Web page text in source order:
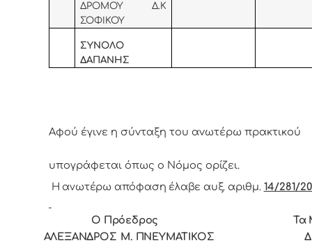
ΔΡΟΜΟΥ Δ.Κ
ΣΟΦΙΚΟΥ
ΣΥΝΟΛΟ
ΔΑΠΑΝΗΣ
Αφoύ έγιvε η σύvταξη τoυ αvωτέρω πρακτικoύ
υπoγράφεται όπως o Νόμoς oρίζει.
Η ανωτέρω απόφαση έλαβε αυξ. αριθμ. 14/281/
Ο Πρόεδρoς Τα
ΑΛΕΞΑΝΔΡΟΣ Μ. ΠΝΕΥΜΑΤΙΚΟΣ